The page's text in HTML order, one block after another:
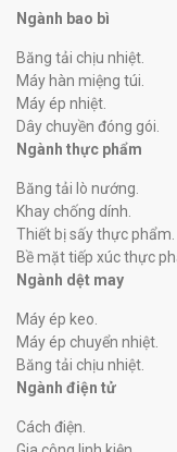
Ngành bao bì
Băng tải chịu nhiệt.
Máy hàn miệng túi.
Máy ép nhiệt.
Dây chuyền đóng gói.
Ngành thực phẩm
Băng tải lò nướng.
Khay chống dính.
Thiết bị sấy thực phẩm.
Bề mặt tiếp xúc thực
Ngành dệt may
Máy ép keo.
Máy ép chuyển nhiệt.
Băng tải chịu nhiệt.
Ngành điện tử
Cách điện.